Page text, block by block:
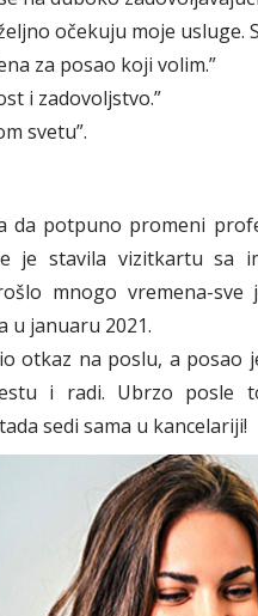
očekuju moje usluge.
za posao koji volim.”
i zadovoljstvo.”
svetu”.
da potpuno promeni
je stavila vizitkartu sa
mnogo vremena-
u januaru 2021.
otkaz na poslu, a posao
i radi. Ubrzo posle
sedi sama u kancelariji!